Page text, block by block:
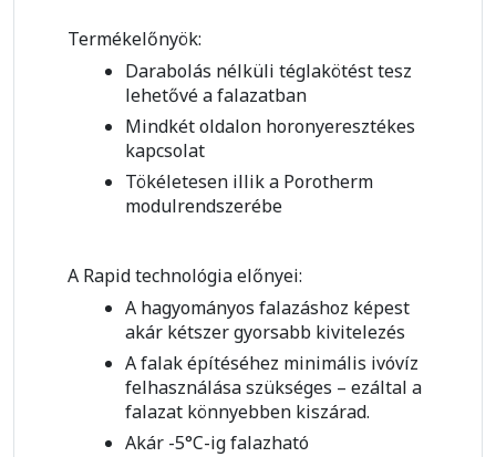
Termékelőnyök:
Darabolás nélküli téglakötést tesz
lehetővé a falazatban
Mindkét oldalon horonyeresztékes
kapcsolat
Tökéletesen illik a Porotherm
modulrendszerébe
A Rapid technológia előnyei:
A hagyományos falazáshoz képest
akár kétszer gyorsabb kivitelezés
A falak építéséhez minimális ivóvíz
felhasználása szükséges – ezáltal a
falazat könnyebben kiszárad.
Akár -5°C-ig falazható